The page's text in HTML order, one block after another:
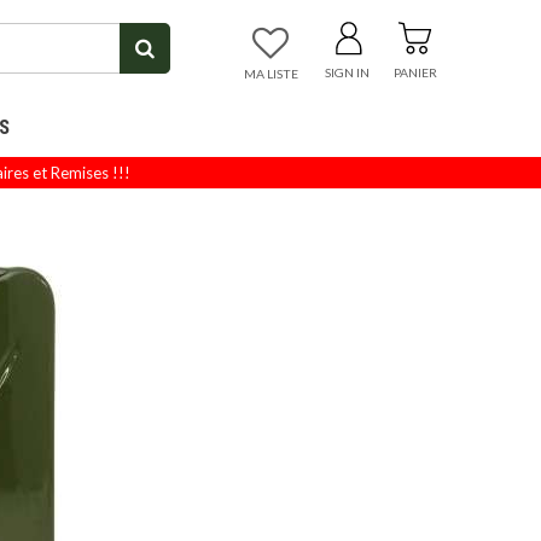
PANIER
SIGN IN
MA LISTE
et Remises !!!